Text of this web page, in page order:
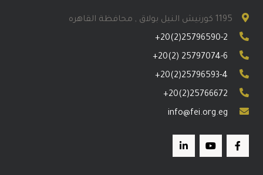
1195 كورنيش النيل بولاق , محافظة القاهره
+20(2)25796590-2
+20(2) 25797074-6
+20(2)25796593-4
+20(2)25766672
info@fei.org.eg